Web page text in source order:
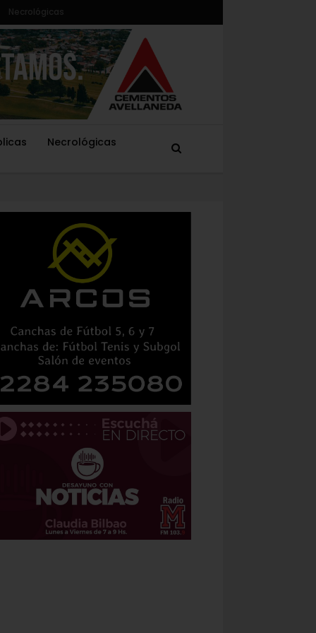
Necrológicas
Necrológicas